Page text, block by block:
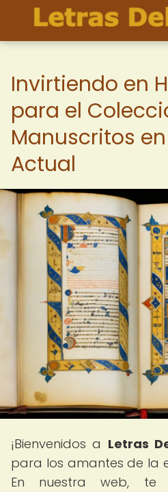
Invirtiendo en
para el
Manuscritos
Actual
¡Bienvenidos a Letras
para los amantes de la
En nuestra web, te